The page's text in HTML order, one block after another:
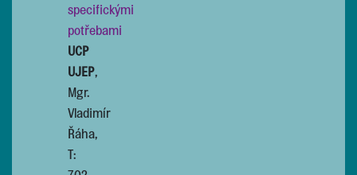
specifickými
potřebami
UCP
UJEP
Mgr.
Vladimír
Řáha,
T: